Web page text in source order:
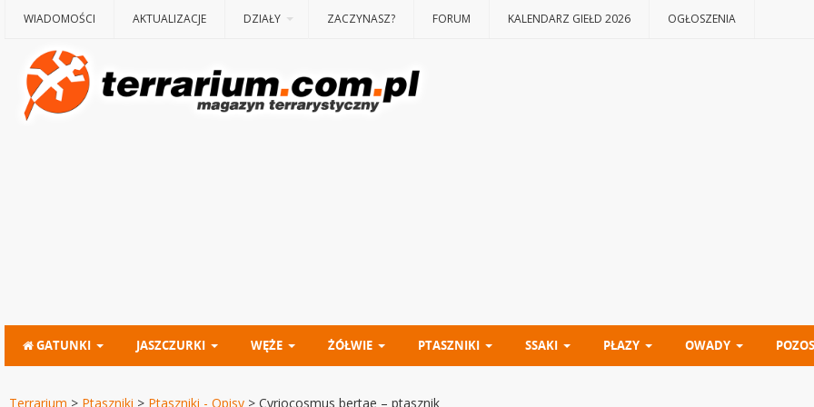
WIADOMOŚCI AKTUALIZACJE DZIAŁY ZACZYNASZ? FORUM KALENDARZ GIEŁD 2026 OGŁOSZENIA
GATUNKI JASZCZURKI WĘŻE ŻÓŁWIE PTASZNIKI SSAKI PŁAZY OWADY
Terrarium > Ptaszniki > Ptaszniki - Opisy > Cyriocosmus bertae – ptasznik